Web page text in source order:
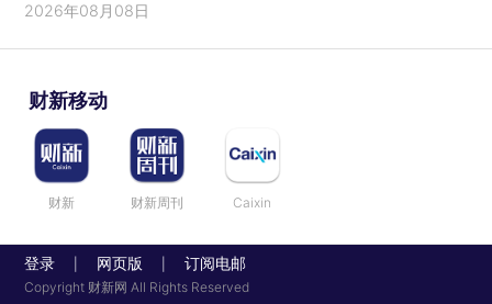
2026年08月08日
财新移动
财新 财新周刊 Caixin
登录 网页版 订阅电邮
Copyright 财新网 All Rights Reserved